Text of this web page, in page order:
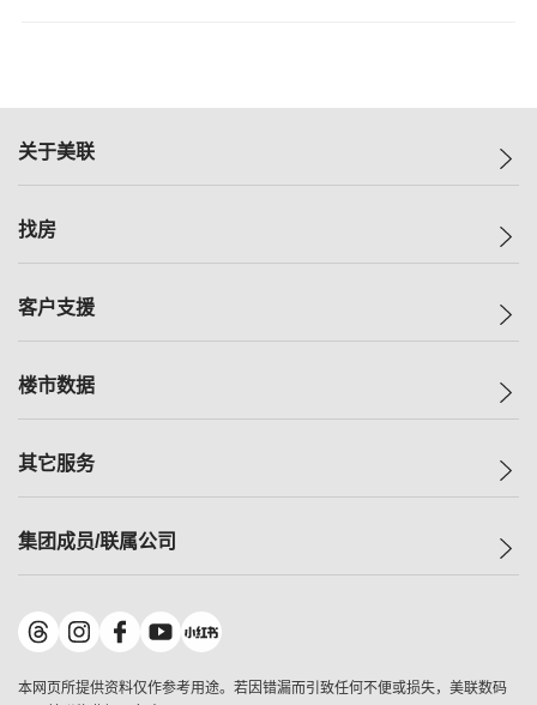
关于美联
美联集团
人才招募
找房
一手新房
减价
美联豪宅
独家楼盘
租房
客户支援
自助放盘
查询热线
按揭计算机
负担能力计算机
转按计算机
缴款方式
楼市数据
指数
历史成交
小区成交排行榜
地区百科
其它服务
小区专页
美联精英会
集团成员/联属公司
美联物业
鋑联控股*
美联工商铺*
本网页所提供资料仅作参考用途。若因错漏而引致任何不便或损失，美联数码